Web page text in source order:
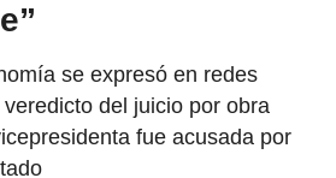
se expresó en redes
del juicio por obra
fue acusada por